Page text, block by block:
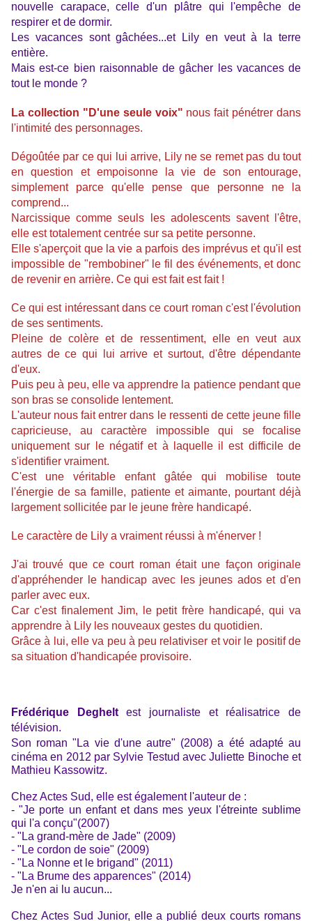
nouvelle carapace, celle d'un plâtre qui l'empêche de
respirer et de dormir.
Les vacances sont gâchées...et Lily en veut à la terre
entière.
Mais est-ce bien raisonnable de gâcher les vacances de
tout le monde ?
La collection "D'une seule voix" nous fait pénétrer dans
l'intimité des personnages.
Dégoûtée par ce qui lui arrive, Lily ne se remet pas du tout
en question et empoisonne la vie de son entourage,
simplement parce qu'elle pense que personne ne la
comprend...
Narcissique comme seuls les adolescents savent l'être,
elle est totalement centrée sur sa petite personne.
Elle s'aperçoit que la vie a parfois des imprévus et qu'il est
impossible de "rembobiner" le fil des événements, et donc
de revenir en arrière. Ce qui est fait est fait !
Ce qui est intéressant dans ce court roman c'est l'évolution
de ses sentiments.
Pleine de colère et de ressentiment, elle en veut aux
autres de ce qui lui arrive et surtout, d'être dépendante
d'eux.
Puis peu à peu, elle va apprendre la patience pendant que
son bras se consolide lentement.
L'auteur nous fait entrer dans le ressenti de cette jeune fille
capricieuse, au caractère impossible qui se focalise
uniquement sur le négatif et à laquelle il est difficile de
s'identifier vraiment.
C'est une véritable enfant gâtée qui mobilise toute
l'énergie de sa famille, patiente et aimante, pourtant déjà
largement sollicitée par le jeune frère handicapé.
Le caractère de Lily a vraiment réussi à m'énerver !
J'ai trouvé que ce court roman était une façon originale
d'appréhender le handicap avec les jeunes ados et d'en
parler avec eux.
Car c'est finalement Jim, le petit frère handicapé, qui va
apprendre à Lily les nouveaux gestes du quotidien.
Grâce à lui, elle va peu à peu relativiser et voir le positif de
sa situation d'handicapée provisoire.
Frédérique Degheltest journaliste et réalisatrice de
télévision.
Son roman "La vie d'une autre" (2008) a été adapté au
cinéma en 2012 par Sylvie Testud avec Juliette Binoche et
Mathieu Kassowitz.
Chez Actes Sud, elle est également l'auteur de :
- "Je porte un enfant et dans mes yeux l'étreinte sublime
qui l'a conçu"(2007)
- "La grand-mère de Jade" (2009)
- "Le cordon de soie" (2009)
- "La Nonne et le brigand" (2011)
- "La Brume des apparences" (2014)
Je n'en ai lu aucun...
Chez Actes Sud Junior, elle a publié deux courts romans